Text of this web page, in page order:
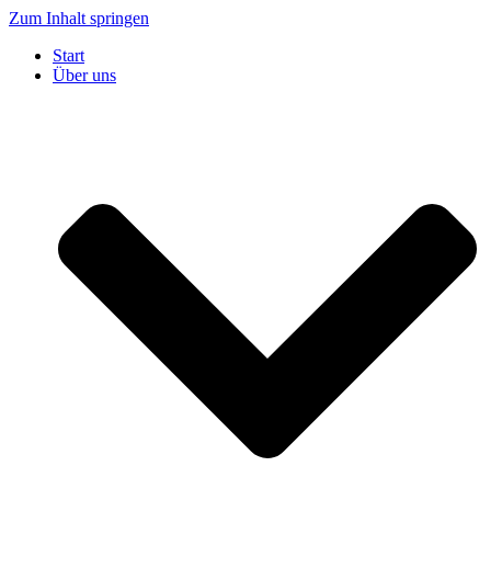
Zum Inhalt springen
Start
Über uns